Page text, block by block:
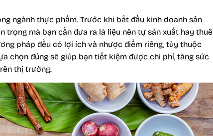
ngành thực phẩm. Trước khi bắt đầu kinh doanh sản
trọng mà bạn cần đưa ra là liệu nên tự sản xuất hay thuê
pháp đều có lợi ích và nhược điểm riêng, tùy thuộc
chọn đúng sẽ giúp bạn tiết kiệm được chi phí, tăng sức
thị trường.